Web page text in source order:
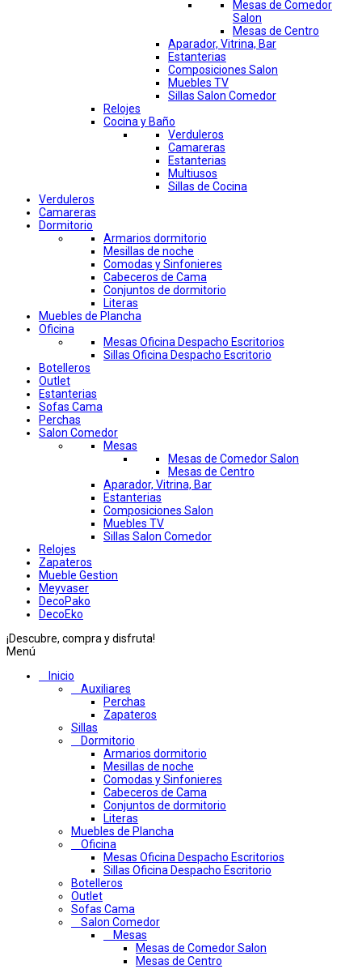
Mesas de Comedor
Salon
Mesas de Centro
Aparador, Vitrina, Bar
Estanterias
Composiciones Salon
Muebles TV
Sillas Salon Comedor
Relojes
Cocina y Baño
Verduleros
Camareras
Estanterias
Multiusos
Sillas de Cocina
Verduleros
Camareras
Dormitorio
Armarios dormitorio
Mesillas de noche
Comodas y Sinfonieres
Cabeceros de Cama
Conjuntos de dormitorio
Literas
Muebles de Plancha
Oficina
Mesas Oficina Despacho Escritorios
Sillas Oficina Despacho Escritorio
Botelleros
Outlet
Estanterias
Sofas Cama
Perchas
Salon Comedor
Mesas
Mesas de Comedor Salon
Mesas de Centro
Aparador, Vitrina, Bar
Estanterias
Composiciones Salon
Muebles TV
Sillas Salon Comedor
Relojes
Zapateros
Mueble Gestion
Meyvaser
DecoPako
DecoEko
¡Descubre, compra y disfruta!
Menú
Inicio
Auxiliares
Perchas
Zapateros
Sillas
Dormitorio
Armarios dormitorio
Mesillas de noche
Comodas y Sinfonieres
Cabeceros de Cama
Conjuntos de dormitorio
Literas
Muebles de Plancha
Oficina
Mesas Oficina Despacho Escritorios
Sillas Oficina Despacho Escritorio
Botelleros
Outlet
Sofas Cama
Salon Comedor
Mesas
Mesas de Comedor Salon
Mesas de Centro